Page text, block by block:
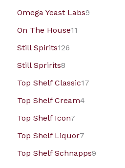
Omega Yeast Labs9
On The House11
Still Spirits126
Still Spririts8
Top Shelf Classic17
Top Shelf Cream4
Top Shelf Icon7
Top Shelf Liquor7
Top Shelf Schnapps9